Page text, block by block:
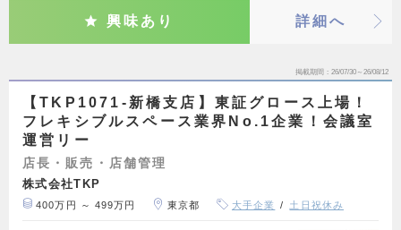
興味あり 詳細へ
掲載期間 26/07/30～26/08/12
【TKP1071-新橋支店】東証グロース上場！
フレキシブルスペース業界No.1企業！会議室
運営リー
店長・販売・店舗管理
株式会社TKP
400万円 ～ 499万円 東京都 大手企業 土日祝休み